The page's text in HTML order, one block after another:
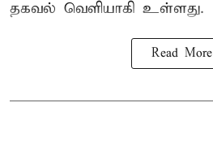
தகவல் வெளியாகி உள்ளது.
Read More